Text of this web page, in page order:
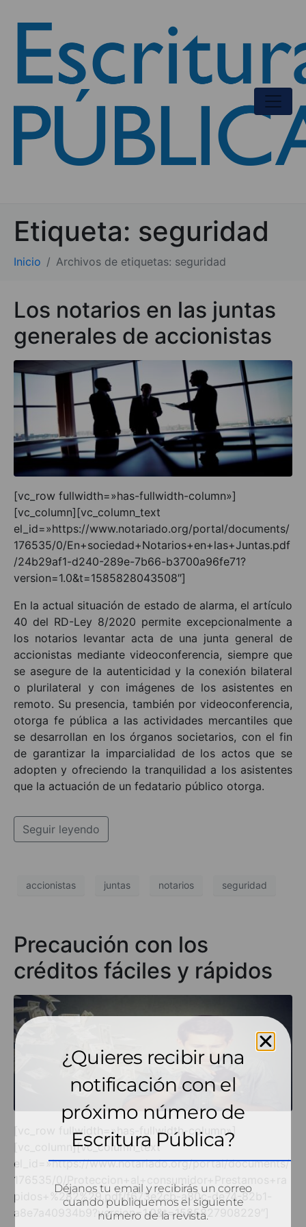
Etiqueta: seguridad
Inicio Archivos de etiquetas: seguridad
Los notarios en las juntas
generales de accionistas
[vc_row fullwidth=»has-fullwidth-column»]
[vc_column][vc_column_text
el_id=»https://www.notariado.org/portal/documents/
176535/0/En+sociedad+Notarios+en+las+Juntas.pdf
/24b29af1-d240-289e-7b66-b3700a96fe71?
version=1.0&t=1585828043508″]
En la actual situación de estado de alarma, el artículo
40 del RD-Ley 8/2020 permite excepcionalmente a
los notarios levantar acta de una junta general de
accionistas mediante videoconferencia, siempre que
se asegure de la autenticidad y la conexión bilateral
o plurilateral y con imágenes de los asistentes en
remoto. Su presencia, también por videoconferencia,
otorga fe pública a las actividades mercantiles que
se desarrollan en los órganos societarios, con el fin
de garantizar la imparcialidad de los actos que se
adopten y ofreciendo la tranquilidad a los asistentes
que la actuación de un fedatario público otorga.
Seguir leyendo
accionistas juntas notarios seguridad
Precaución con los
créditos fáciles y rápidos
[vc_row fullwidth=»has-fullwidth-column»]
[vc_column][vc_column_text
el_id=»https://www.notariado.org/portal/documents/
176535/0/Proteccion+al+consumidor+Prestamos+ra
pidos+%282%29.pdf/f673e2cb-a80c-de74-82b1-
a8e7a40934b9?version=1.0&t=1585827908229″]
¿Quieres recibir una
notificación con el
próximo número de
Escritura Pública?
Déjanos tu email y recibirás un correo
cuando publiquemos el siguiente
número de la revista.